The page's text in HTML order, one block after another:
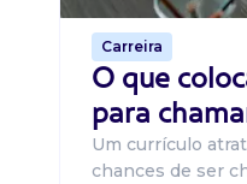
Carreira
O que
para
Um currículo
chances de ser